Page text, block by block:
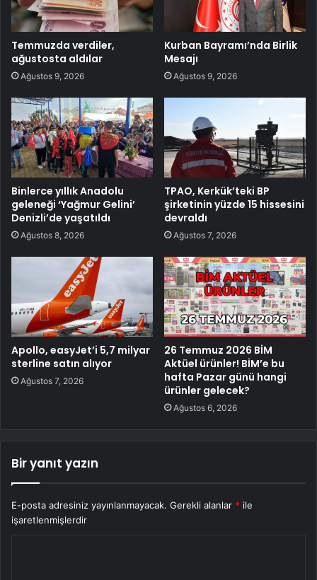
Temmuzda verdiler,
ağustosta aldılar
Ağustos 9, 2026
Kurban Bayramı’nda Birlik
Mesajı
Ağustos 9, 2026
Binlerce yıllık Anadolu
geleneği ‘Yağmur Gelini’
Denizli’de yaşatıldı
Ağustos 8, 2026
TPAO, Kerkük’teki BP
şirketinin yüzde 15 hissesini
devraldı
Ağustos 7, 2026
Apollo, easyJet’i 5,7 milyar
sterline satın alıyor
Ağustos 7, 2026
26 Temmuz 2026 BİM
Aktüel ürünler! BİM’e bu
hafta Pazar günü hangi
ürünler gelecek?
Ağustos 6, 2026
Bir yanıt yazın
E-posta adresiniz yayınlanmayacak. Gerekli alanlar * ile
işaretlenmişlerdir